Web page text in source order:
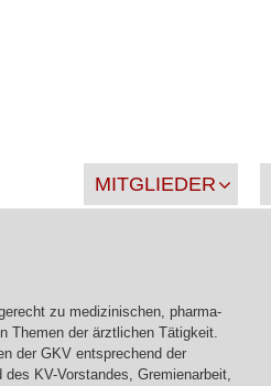
MITGLIEDER
zu medizinischen, pharma-
Themen der ärztlichen Tätigkeit.
der GKV entsprechend der
KV-Vorstandes, Gremienarbeit,